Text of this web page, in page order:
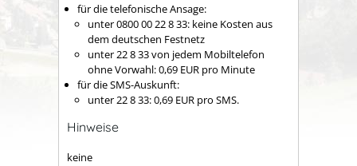
für die telefonische Ansage:
unter 0800 00 22 8 33: keine Kosten aus
dem deutschen Festnetz
unter 22 8 33 von jedem Mobiltelefon
ohne Vorwahl: 0,69 EUR pro Minute
für die SMS-Auskunft:
unter 22 8 33: 0,69 EUR pro SMS.
Hinweise
keine